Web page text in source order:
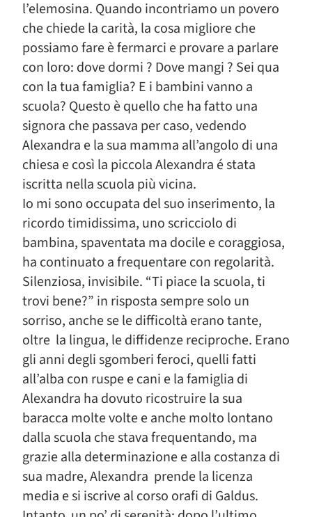
l’elemosina. Quando incontriamo un povero
che chiede la carità, la cosa migliore che
possiamo fare è fermarci e provare a parlare
con loro: dove dormi ? Dove mangi ? Sei qua
con la tua famiglia? E i bambini vanno a
scuola? Questo è quello che ha fatto una
signora che passava per caso, vedendo
Alexandra e la sua mamma all’angolo di una
chiesa e così la piccola Alexandra é stata
iscritta nella scuola più vicina.
Io mi sono occupata del suo inserimento, la
ricordo timidissima, uno scricciolo di
bambina, spaventata ma docile e coraggiosa,
ha continuato a frequentare con regolarità.
Silenziosa, invisibile. “Ti piace la scuola, ti
trovi bene?” in risposta sempre solo un
sorriso, anche se le difficoltà erano tante,
oltre la lingua, le diffidenze reciproche. Erano
gli anni degli sgomberi feroci, quelli fatti
all’alba con ruspe e cani e la famiglia di
Alexandra ha dovuto ricostruire la sua
baracca molte volte e anche molto lontano
dalla scuola che stava frequentando, ma
grazie alla determinazione e alla costanza di
sua madre, Alexandra prende la licenza
media e si iscrive al corso orafi di Galdus.